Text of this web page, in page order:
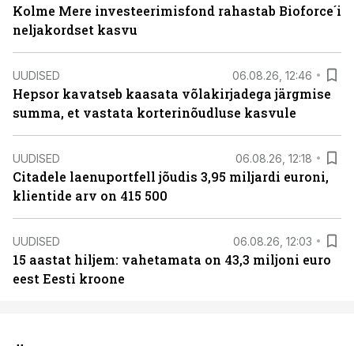
Kolme Mere investeerimisfond rahastab Bioforce´i
neljakordset kasvu
UUDISED 06.08.26, 12:46
Hepsor kavatseb kaasata võlakirjadega järgmise
summa, et vastata korterinõudluse kasvule
UUDISED 06.08.26, 12:18
Citadele laenuportfell jõudis 3,95 miljardi euroni,
klientide arv on 415 500
UUDISED 06.08.26, 12:03
15 aastat hiljem: vahetamata on 43,3 miljoni euro
eest Eesti kroone